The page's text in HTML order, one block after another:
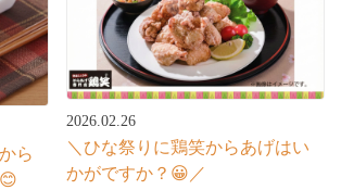
ら
2026.02.26
＼ひな祭りに鶏笑からあげはい
かがですか？😀／